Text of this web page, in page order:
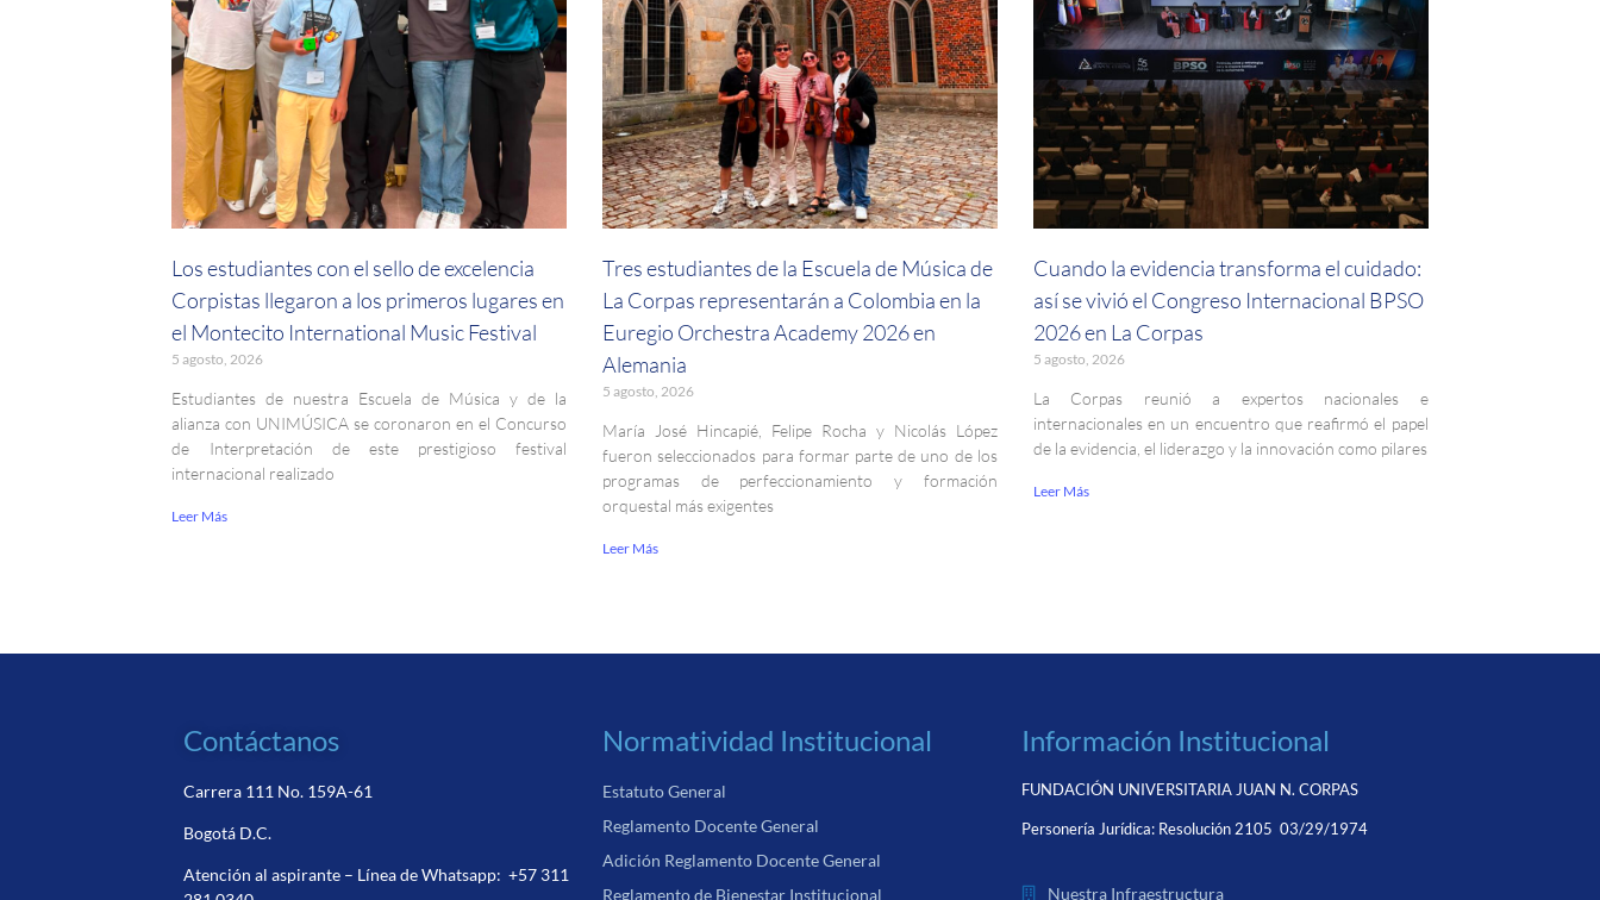
Los estudiantes con el sello de excelencia
Corpistas llegaron a los primeros lugares en
el Montecito International Music Festival
5 agosto, 2026
Estudiantes de nuestra Escuela de Música y de la
alianza con UNIMÚSICA se coronaron en el Concurso
de Interpretación de este prestigioso festival
internacional realizado
Leer Más
Tres estudiantes de la Escuela de Música de
La Corpas representarán a Colombia en la
Euregio Orchestra Academy 2026 en
Alemania
5 agosto, 2026
María José Hincapié, Felipe Rocha y Nicolás López
fueron seleccionados para formar parte de uno de los
programas de perfeccionamiento y formación
orquestal más exigentes
Leer Más
Cuando la evidencia transforma el cuidado:
así se vivió el Congreso Internacional BPSO
2026 en La Corpas
5 agosto, 2026
La Corpas reunió a expertos nacionales e
internacionales en un encuentro que reafirmó el papel
de la evidencia, el liderazgo y la innovación como pilares
Leer Más
Contáctanos
Carrera 111 No. 159A-61
Bogotá D.C.
Atención al aspirante – Línea de Whatsapp:+57 311
Normatividad Institucional
Estatuto General
Reglamento Docente General
Adición Reglamento Docente General
Reglamento de Bienestar Institucional
Información Institucional
FUNDACIÓN UNIVERSITARIA JUAN N. CORPAS
Personería Jurídica: Resolución 2105 03/29/1974
Nuestra Infraestructura